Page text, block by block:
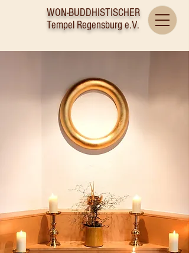
WON-BUDDHISTISCHER
Tempel Regensburg e.V.